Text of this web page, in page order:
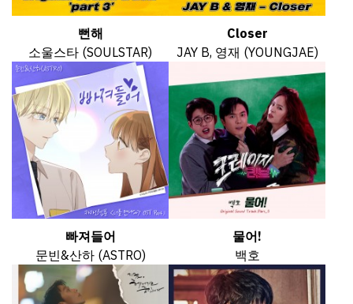
뻔해
소울스타 (SOULSTAR)
Closer
JAY B, 영재 (YOUNGJAE)
빠져들어
문빈&산하 (ASTRO)
물어!
백호